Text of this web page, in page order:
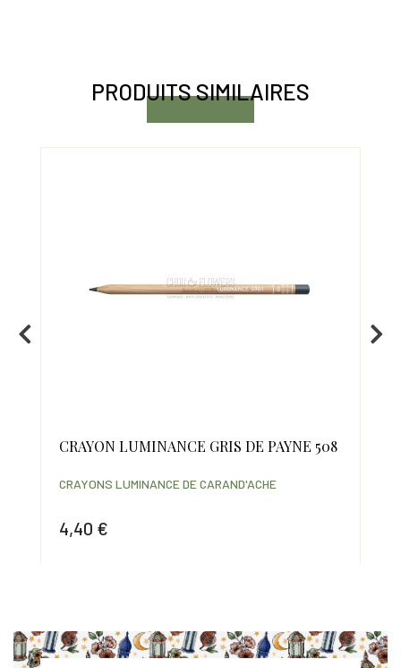
PRODUITS SIMILAIRES
CRAYON LUMINANCE GRIS DE PAYNE 508
4,40 €
CRAYONS LUMINANCE DE CARAND'ACHE